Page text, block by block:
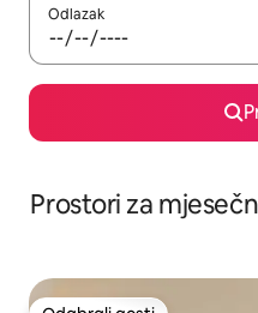
Odlazak
Prostori za